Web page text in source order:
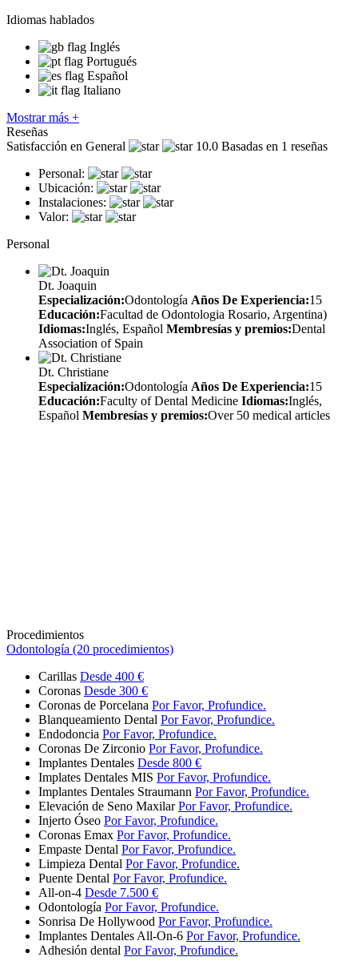
Idiomas hablados
Inglés
Portugués
Español
Italiano
Mostrar más +
Reseñas
Satisfacción en General
10.0 Basadas en 1 reseñas
Personal:
Ubicación:
Instalaciones:
Valor:
Personal
Dt. Joaquin
Especialización:Odontología Años De Experiencia:15
Educación:Facultad de Odontologia Rosario, Argentina)
Idiomas:Inglés, Español Membresías y premios:Dental
Association of Spain
Dt. Christiane
Especialización:Odontología Años De Experiencia:15
Educación:Faculty of Dental Medicine Idiomas:Inglés,
Español Membresías y premios:Over 50 medical articles
Procedimientos
Odontología (20 procedimientos)
Carillas Desde 400 €
Coronas Desde 300 €
Coronas de Porcelana Por Favor, Profundice.
Blanqueamiento Dental Por Favor, Profundice.
Endodoncia Por Favor, Profundice.
Coronas De Zirconio Por Favor, Profundice.
Implantes Dentales Desde 800 €
Implates Dentales MIS Por Favor, Profundice.
Implantes Dentales Straumann Por Favor, Profundice.
Elevación de Seno Maxilar Por Favor, Profundice.
Injerto Óseo Por Favor, Profundice.
Coronas Emax Por Favor, Profundice.
Empaste Dental Por Favor, Profundice.
Limpieza Dental Por Favor, Profundice.
Puente Dental Por Favor, Profundice.
All-on-4 Desde 7.500 €
Odontología Por Favor, Profundice.
Sonrisa De Hollywood Por Favor, Profundice.
Implantes Dentales All-On-6 Por Favor, Profundice.
Adhesión dental Por Favor, Profundice.